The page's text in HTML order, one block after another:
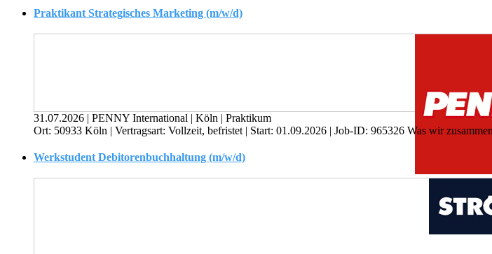
Praktikant Strategisches Marketing (m/w/d)
31.07.2026 | PENNY International | Köln | Praktikum
Ort: 50933 Köln | Vertragsart: Vollzeit, befristet | Start: 01.09.2026 | Job-ID: 965326 Was wir
Werkstudent Debitorenbuchhaltung (m/w/d)